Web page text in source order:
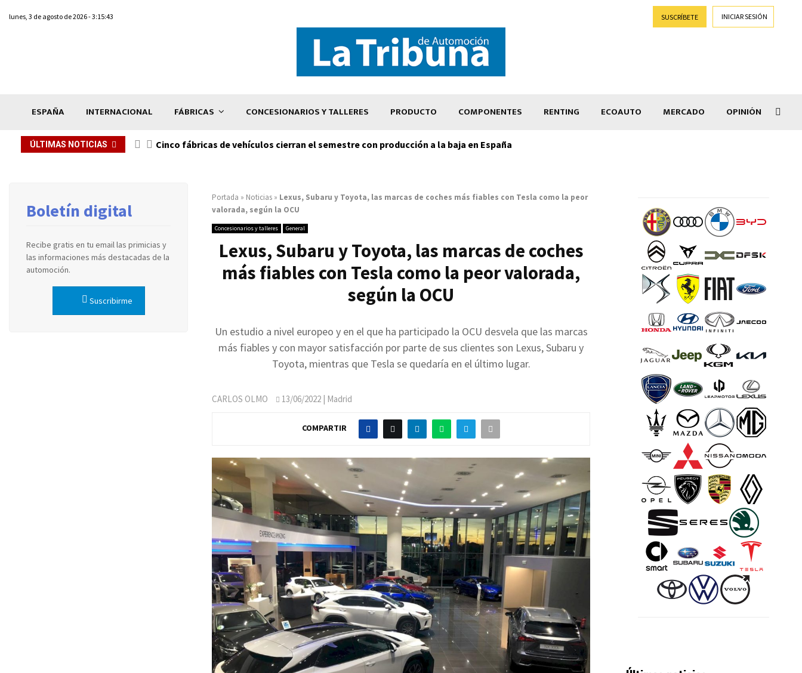
lunes, 3 de agosto de 2026 - 3:15:43 SUSCRÍBETE INICIAR SESIÓN
ESPAÑA INTERNACIONAL FÁBRICAS CONCESIONARIOS Y TALLERES PRODUCTO COMPONENTES RENTING ECOAUTO MERCADO OPINIÓN
ÚLTIMAS NOTICIAS Cinco fábricas de vehículos cierran el semestre con producción a la baja en España
Portada » Noticias » Lexus, Subaru y Toyota, las marcas de coches más fiables con Tesla como la peor
valorada, según la OCU
Concesionarios y talleres General
Lexus, Subaru y Toyota, las marcas de coches
más fiables con Tesla como la peor valorada,
según la OCU
Un estudio a nivel europeo y en el que ha participado la OCU desvela que las marcas
más fiables y con mayor satisfacción por parte de sus clientes son Lexus, Subaru y
Toyota, mientras que Tesla se quedaría en el último lugar.
CARLOS OLMO 13/06/2022 | Madrid
COMPARTIR
Boletín digital
Recibe gratis en tu email las primicias y
las informaciones más destacadas de la
automoción.
Suscribirme